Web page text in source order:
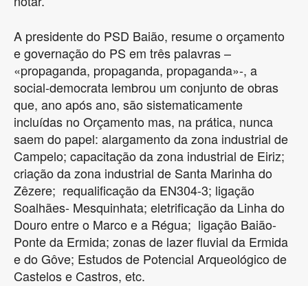
A presidente do PSD Baião, resume o orçamento
e governação do PS em três palavras –
«propaganda, propaganda, propaganda»-, a
social-democrata lembrou um conjunto de obras
que, ano após ano, são sistematicamente
incluídas no Orçamento mas, na prática, nunca
saem do papel: alargamento da zona industrial de
Campelo; capacitação da zona industrial de Eiriz;
criação da zona industrial de Santa Marinha do
Zêzere; requalificação da EN304-3; ligação
Soalhães- Mesquinhata; eletrificação da Linha do
Douro entre o Marco e a Régua; ligação Baião-
Ponte da Ermida; zonas de lazer fluvial da Ermida
e do Gôve; Estudos de Potencial Arqueológico de
Castelos e Castros, etc.